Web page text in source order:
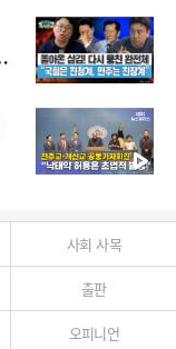
사회 사목
출판
오피니언